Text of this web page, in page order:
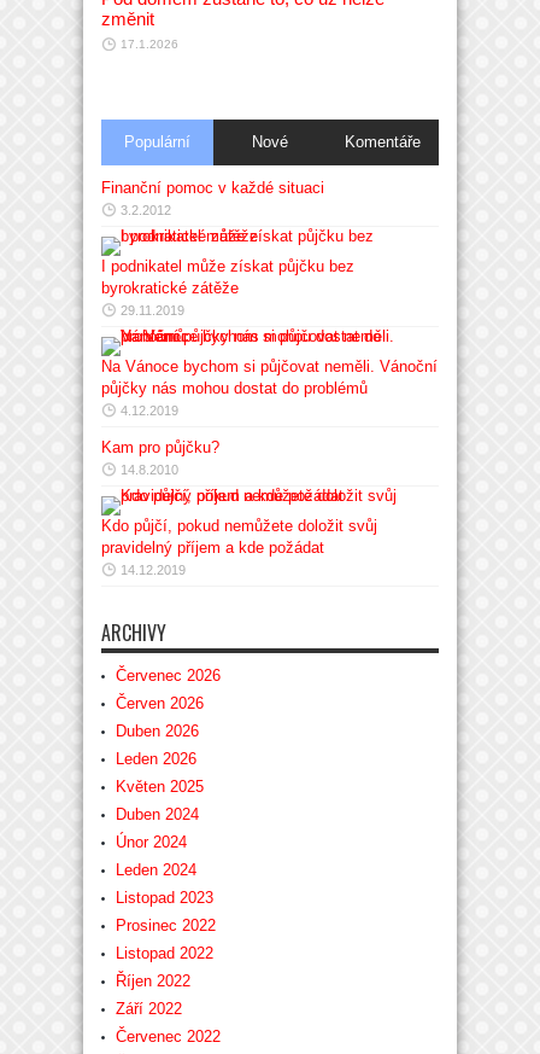
změnit
17.1.2026
Populární Nové Komentáře
Finanční pomoc v každé situaci
3.2.2012
I podnikatel může získat půjčku bez
byrokratické zátěže
29.11.2019
Na Vánoce bychom si půjčovat neměli. Vánoční
půjčky nás mohou dostat do problémů
4.12.2019
Kam pro půjčku?
14.8.2010
Kdo půjčí, pokud nemůžete doložit svůj
pravidelný příjem a kde požádat
14.12.2019
ARCHIVY
Červenec 2026
Červen 2026
Duben 2026
Leden 2026
Květen 2025
Duben 2024
Únor 2024
Leden 2024
Listopad 2023
Prosinec 2022
Listopad 2022
Říjen 2022
Září 2022
Červenec 2022